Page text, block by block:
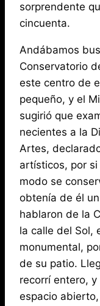
sorprendente
cincuenta.
Andábamos
Conservatorio
este centro de
pequeño, y el
sugirió que
necientes a la
Artes,
artísticos, por
modo se
obtenía de él
hablaron de la
la calle del Sol,
monumental,
de su patio.
recorrí entero,
espacio